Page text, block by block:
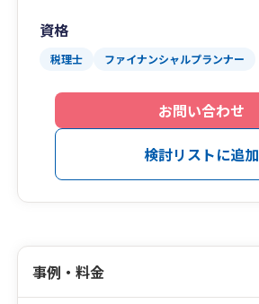
資格
税理士 ファイナンシャルプランナー
お問い合わせ
検討リストに追加
事例・料金